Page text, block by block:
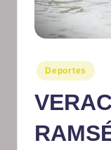
o
r
m
at
iv
o
Publicado
en
Deportes